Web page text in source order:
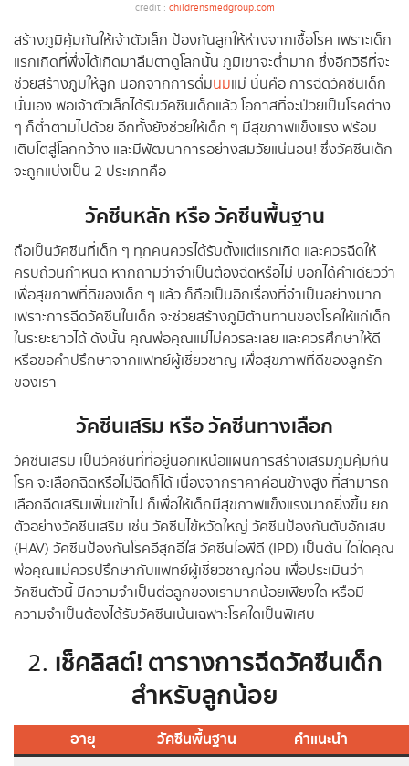
credit : childrensmedgroup.com
สร้างภูมิคุ้มกันให้เจ้าตัวเล็ก ป้องกันลูกให้ห่างจากเชื้อโรค เพราะเด็ก
แรกเกิดที่พึ่งได้เกิดมาลืมตาดูโลกนั้น ภูมิเขาจะต่ำมาก ซึ่งอีกวิธีที่จะ
ช่วยสร้างภูมิให้ลูก นอกจากการดื่มนมแม่ นั่นคือ การฉีดวัคซีนเด็ก
นั่นเอง พอเจ้าตัวเล็กได้รับวัคซีนเด็กแล้ว โอกาสที่จะป่วยเป็นโรคต่าง
ๆ ก็ต่ำตามไปด้วย อีกทั้งยังช่วยให้เด็ก ๆ มีสุขภาพแข็งแรง พร้อม
เติบโตสู่โลกกว้าง และมีพัฒนาการอย่างสมวัยแน่นอน! ซึ่งวัคซีนเด็ก
จะถูกแบ่งเป็น 2 ประเภทคือ
วัคซีนหลัก หรือ วัคซีนพื้นฐาน
ถือเป็นวัคซีนที่เด็ก ๆ ทุกคนควรได้รับตั้งแต่แรกเกิด และควรฉีดให้
ครบถ้วนกำหนด หากถามว่าจำเป็นต้องฉีดหรือไม่ บอกได้คำเดียวว่า
เพื่อสุขภาพที่ดีของเด็ก ๆ แล้ว ก็ถือเป็นอีกเรื่องที่จำเป็นอย่างมาก
เพราะการฉีดวัคซีนในเด็ก จะช่วยสร้างภูมิต้านทานของโรคให้แก่เด็ก
ในระยะยาวได้ ดังนั้น คุณพ่อคุณแม่ไม่ควรละเลย และควรศึกษาให้ดี
หรือขอคำปรึกษาจากแพทย์ผู้เชี่ยวชาญ เพื่อสุขภาพที่ดีของลูกรัก
ของเรา
วัคซีนเสริม หรือ วัคซีนทางเลือก
วัคซีนเสริม เป็นวัคซีนที่ที่อยู่นอกเหนือแผนการสร้างเสริมภูมิคุ้มกัน
โรค จะเลือกฉีดหรือไม่ฉีดก็ได้ เนื่องจากราคาค่อนข้างสูง ที่สามารถ
เลือกฉีดเสริมเพิ่มเข้าไป ก็เพื่อให้เด็กมีสุขภาพแข็งแรงมากยิ่งขึ้น ยก
ตัวอย่างวัคซีนเสริม เช่น วัคซีนไข้หวัดใหญ่ วัคซีนป้องกันตับอักเสบ
(HAV) วัคซีนป้องกันโรคอีสุกอีใส วัคซีนไอพีดี (IPD) เป็นต้น ใดใดคุณ
พ่อคุณแม่ควรปรึกษากับแพทย์ผู้เชี่ยวชาญก่อน เพื่อประเมินว่า
วัคซีนตัวนี้ มีความจำเป็นต่อลูกของเรามากน้อยเพียงใด หรือมี
ความจำเป็นต้องได้รับวัคซีนเน้นเฉพาะโรคใดเป็นพิเศษ
2. เช็คลิสต์! ตารางการฉีดวัคซีนเด็ก
สำหรับลูกน้อย
อายุ วัคซีนพื้นฐาน คำแนะนำ